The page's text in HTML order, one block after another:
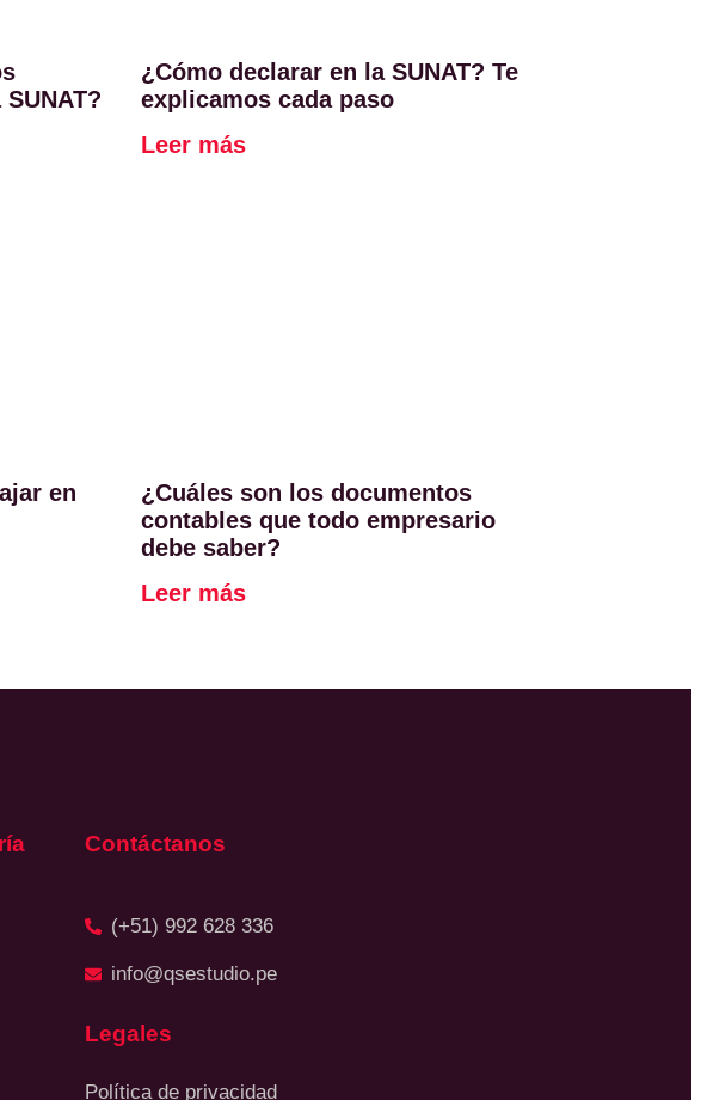
¿Cómo declarar en la SUNAT? Te
explicamos cada paso
Leer más
en
¿Cuáles son los documentos
contables que todo empresario
debe saber?
Leer más
Contáctanos
(+51) 992 628 336
info@qsestudio.pe
Legales
Política de privacidad